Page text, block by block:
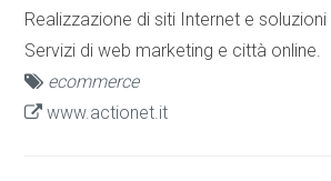
Realizzazione di siti Internet e
Servizi di web marketing e città online.
ecommerce
www.actionet.it